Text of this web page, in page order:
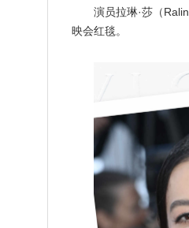
演员拉琳·莎（
映会红毯。